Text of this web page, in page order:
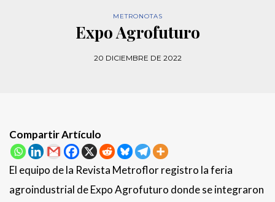
METRONOTAS
Expo Agrofuturo
20 DICIEMBRE DE 2022
Compartir Artículo
El equipo de la Revista Metroflor registro la feria
agroindustrial de Expo Agrofuturo donde se integraron